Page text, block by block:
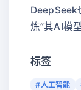
DeepSeek
炼”其AI模
标签
#人工智能